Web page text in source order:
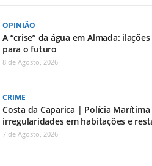
OPINIÃO
A “crise” da água em Almada:
para o futuro
8 de Agosto, 2026
CRIME
Costa da Caparica | Polícia Marítima
irregularidades em habitações e
7 de Agosto, 2026